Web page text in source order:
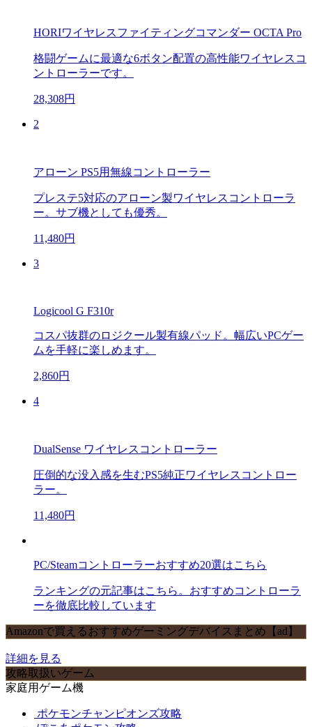
HORIワイヤレスファイティングコマンダー OCTA Pro
格闘ゲームに最適な6ボタン配置の高性能ワイヤレスコ
ントローラーです。
28,308円
2
アローン PS5用無線コントローラー
プレステ5対応のアローン製ワイヤレスコントローラ
ー。サブ機としても優秀。
11,480円
3
Logicool G F310r
コスパ抜群のロジクール製有線パッド。幅広いPCゲー
ムを手軽に楽しめます。
2,860円
4
DualSense ワイヤレスコントローラー
圧倒的な没入感を生むPS5純正ワイヤレスコントロー
ラー。
11,480円
PC/Steamコントローラーおすすめ20選はこちら
ランキングの元記事はこちら。おすすめコントローラ
ーを徹底比較しています
Amazonで買えるおすすめゲーミングデバイスまとめ【ad】
詳細を見る
攻略取扱いゲーム
家庭用ゲーム機
ポケモンチャンピオンズ攻略